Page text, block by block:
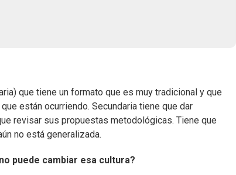
que tiene un formato que es muy tradicional y que
están ocurriendo. Secundaria tiene que dar
revisar sus propuestas metodológicas. Tiene que
no está generalizada.
puede cambiar esa cultura?